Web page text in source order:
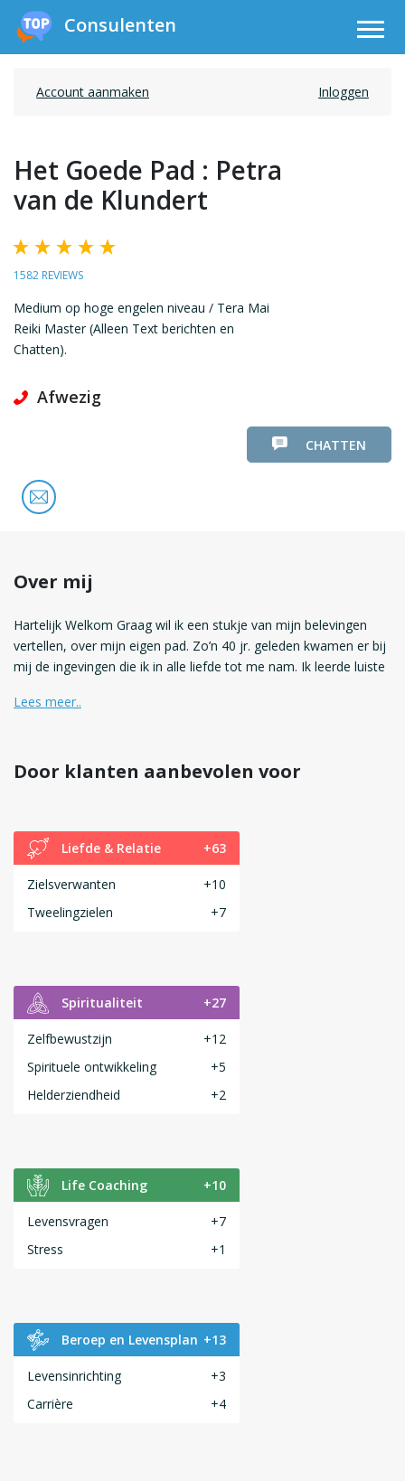
Consulenten
Account aanmaken Inloggen
Het Goede Pad : Petra
van de Klundert
1582 REVIEWS
Medium op hoge engelen niveau / Tera Mai
Reiki Master (Alleen Text berichten en
Chatten).
Afwezig
CHATTEN
Over mij
Hartelijk Welkom Graag wil ik een stukje van mijn belevingen
vertellen, over mijn eigen pad. Zo’n 40 jr. geleden kwamen er bij
mij de ingevingen die ik in alle liefde tot me nam. Ik leerde luiste
Lees meer..
Door klanten aanbevolen voor
Liefde & Relatie +63
Zielsverwanten
+10
Tweelingzielen
+7
Spiritualiteit +27
Zelfbewustzijn
+12
Spirituele ontwikkeling
+5
Helderziendheid
+2
Life Coaching +10
Levensvragen
+7
Stress
+1
Beroep en Levensplan +13
Levensinrichting
+3
Carrière
+4